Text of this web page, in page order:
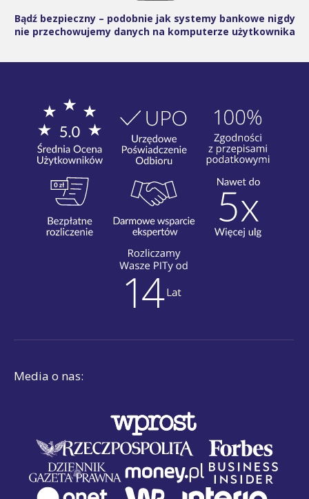
Bądź bezpieczny – podobnie jak systemy bankowe nigdy
nie przechowujemy danych na komputerze użytkownika
Media o nas: